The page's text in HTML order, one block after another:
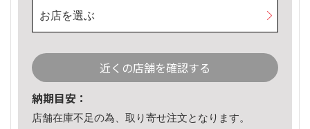
お店を選ぶ
近くの店舗を確認する
納期目安：
店舗在庫不足の為、取り寄せ注文となります。